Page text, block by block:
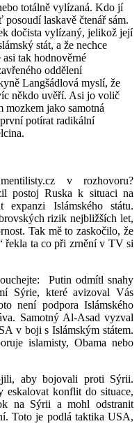
totálně vylízaná. Kdo jí
laskavě čtenář sám.
dočista vylízaný, jelikož její
stát, a že nechce
tak hodnověrné
oddělení
Langšádlová myslí, že
někdo uvěří. Asi jo volič
mozkem jako samotná
potírat radikální
v rozhovoru?
postoj Ruska k situaci na
Islámského státu.
rizik nejbližších let,
Tak mě to zaskočilo, že
řekla ta co při zrnění v TV si
Putin odmítl snahy
Sýrie, které avizoval Vás
není podpora Islámského
Samotný Al-Asad vyzval
v boji s Islámským státem.
islamisty, Obama nebo
aby bojovali proti Sýrii.
eskalovat konflit do situace,
na Sýrii a mohl odstranit
Toto je podlá taktika USA,